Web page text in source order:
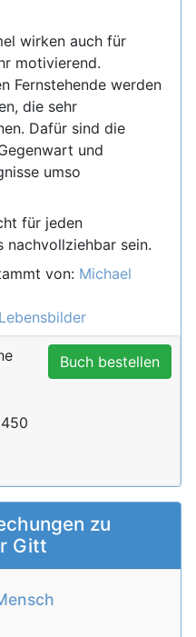
wirken auch für
motivierend.
Fernstehende werden
die sehr
Dafür sind die
und
umso
für jeden
nachvollziehbar sein.
von: Michael
Buch bestellen
zu
Gitt